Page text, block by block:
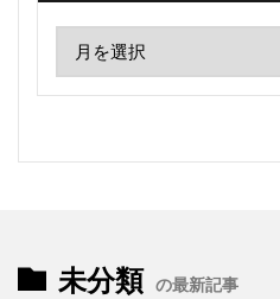
未分類 の最新記事